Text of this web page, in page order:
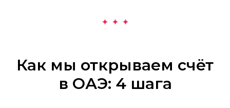
Как мы открываем счёт
в ОАЭ: 4 шага